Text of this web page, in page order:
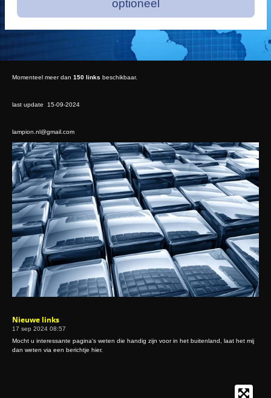
optioneel
Momenteel meer dan 150 links beschikbaar.
last update 15-09-2024
lampion.nl@gmail.com
Nieuwe links
17 sep 2024 08:57
Mocht u interessante pagina's weten die handig zijn voor in het buitenland, laat het mij
dan weten via een berichtje hier.